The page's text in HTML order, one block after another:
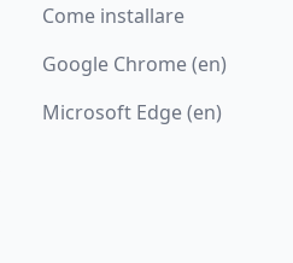
Come installare
Google Chrome (en)
Microsoft Edge (en)